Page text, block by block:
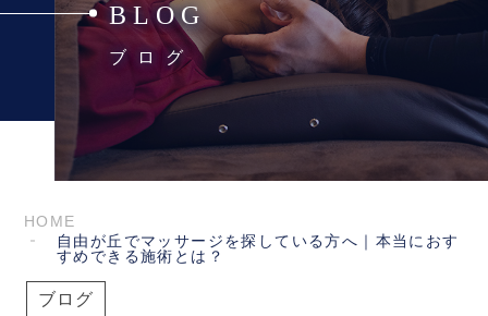
BLOG
ブログ
HOME
自由が丘でマッサージを探している方へ｜本当におす
すめできる施術とは？
ブログ